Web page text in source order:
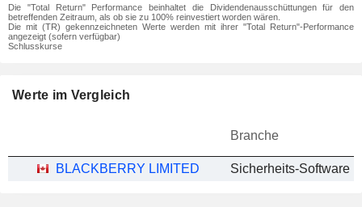
Die "Total Return" Performance beinhaltet die Dividendenausschüttungen für den
betreffenden Zeitraum, als ob sie zu 100% reinvestiert worden wären.
Die mit (TR) gekennzeichneten Werte werden mit ihrer "Total Return"-Performance
angezeigt (sofern verfügbar)
Schlusskurse
Werte im Vergleich
Branche
BLACKBERRY LIMITED Sicherheits-Software